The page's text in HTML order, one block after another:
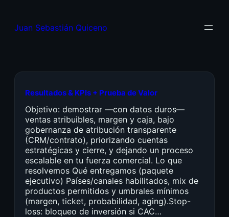
Juan Sebastián Quiceno
Resultados & KPIs + Prueba de Valor
Objetivo: demostrar —con datos duros—
ventas atribuibles, margen y caja, bajo
gobernanza de atribución transparente
(CRM/contrato), priorizando cuentas
estratégicas y cierre, y dejando un proceso
escalable en tu fuerza comercial. Lo que
resolvemos Qué entregamos (paquete
ejecutivo) Países/canales habilitados, mix de
productos permitidos y umbrales mínimos
(margen, ticket, probabilidad, aging).Stop-
loss: bloqueo de inversión si CAC…